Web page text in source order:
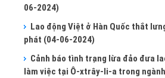
06-2024)
Lao động Việt ở Hàn Quốc thắt
phát (04-06-2024)
Cảnh báo tình trạng lừa đảo đưa
làm việc tại Ô-xtrây-li-a trong